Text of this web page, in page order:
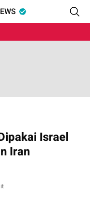
Israel
Iran